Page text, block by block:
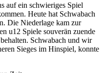
auf ein schwieriges Spiel
Heute hat Schwabach
Die Niederlage kam zur
u12 Spiele souverän zuende
Schwabach und wir
Sieges im Hinspiel, konnte